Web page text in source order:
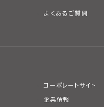
よくあるご質問
コーポレートサイト
企業情報